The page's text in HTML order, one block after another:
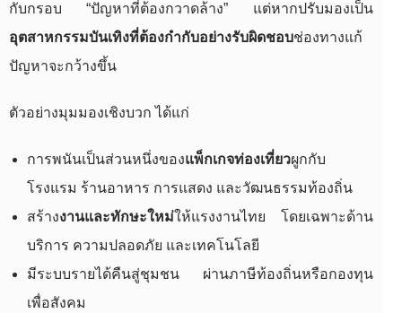
กับกรอบ “ปัญหาที่ต้องกวาดล้าง” แต่หากปรับมองเป็น
อุตสาหกรรมบันเทิงที่ต้องกำกับอย่างรับผิดชอบช่องทางแก้
ปัญหาจะกว้างขึ้น
ตัวอย่างมุมมองเชิงบวก ได้แก่
การพนันเป็นส่วนหนึ่งของแพ็กเกจท่องเที่ยวผูกกับ
โรงแรม ร้านอาหาร การแสดง และวัฒนธรรมท้องถิ่น
สร้างงานและทักษะใหม่ให้แรงงานไทย โดยเฉพาะด้าน
บริการ ความปลอดภัย และเทคโนโลยี
มีระบบรายได้คืนสู่ชุมชน ผ่านภาษีท้องถิ่นหรือกองทุน
เพื่อสังคม